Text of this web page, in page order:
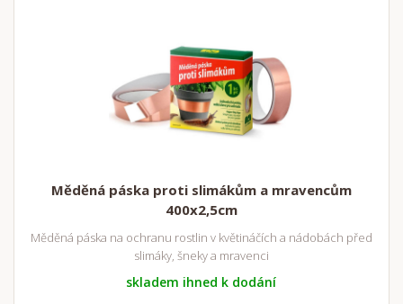
Měděná páska proti slimákům a mravencům
400x2,5cm
Měděná páska na ochranu rostlin v květináčích a nádobách před
slimáky, šneky a mravenci
skladem ihned k dodání